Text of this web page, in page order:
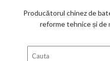
Producătorul chinez de
reforme tehnice și de